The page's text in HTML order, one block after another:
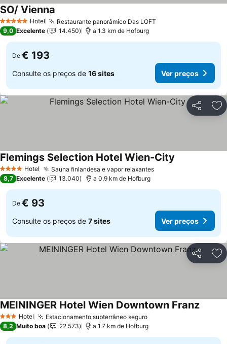
5 Estrelas Hotel Restaurante panorâmico Das LOFT
SO/ Vienna
9,0 Excelente 14.450 a 1.3 km de Hofburg
De € 193
Consulte os preços de 16 sites Ver preços
Partilhar
4 EstrelasHotel Sauna finlandesa e vapor relaxantes
Flemings Selection Hotel Wien-City
8,7 Excelente 13.040 a 0.9 km de Hofburg
De € 93
Consulte os preços de 7 sites Ver preços
Partilhar
3 EstrelasHotel Estacionamento subterrâneo seguro
MEININGER Hotel Wien Downtown Franz
8,2 Muito boa 22.573 a 1.7 km de Hofburg